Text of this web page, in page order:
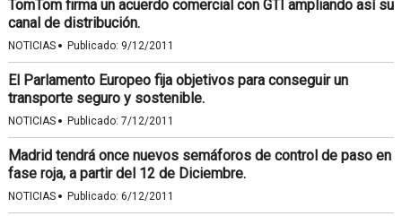
TomTom firma un acuerdo comercial con GTI ampliando así su
canal de distribución.
NOTICIAS · Publicado: 9/12/2011
El Parlamento Europeo fija objetivos para conseguir un
transporte seguro y sostenible.
NOTICIAS · Publicado: 7/12/2011
Madrid tendrá once nuevos semáforos de control de paso en
fase roja, a partir del 12 de Diciembre.
NOTICIAS · Publicado: 6/12/2011